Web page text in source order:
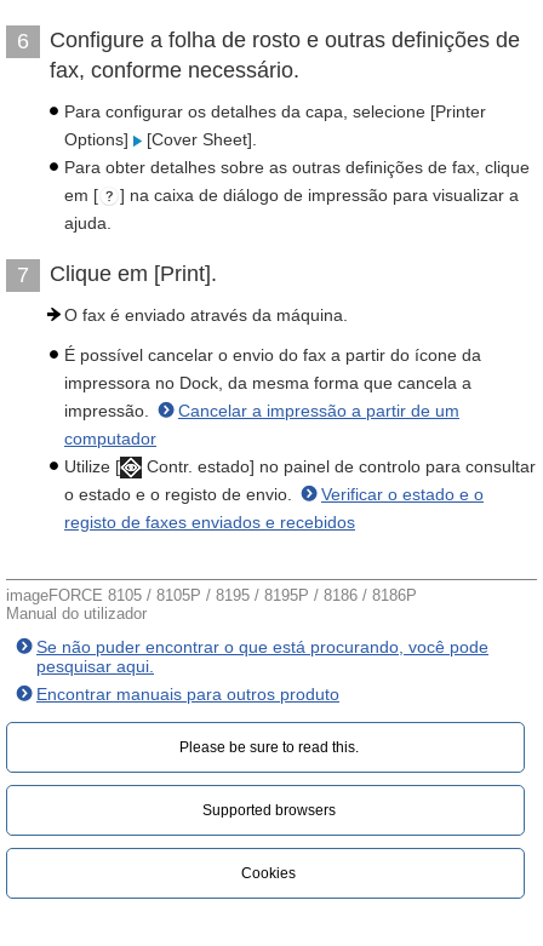
6
Configure a folha de rosto e outras definições de
fax, conforme necessário.
Para configurar os detalhes da capa, selecione [Printer
Options]
[Cover Sheet].
Para obter detalhes sobre as outras definições de fax, clique
em [
] na caixa de diálogo de impressão para visualizar a
ajuda.
7 Clique em [Print].
O fax é enviado através da máquina.
É possível cancelar o envio do fax a partir do ícone da
impressora no Dock, da mesma forma que cancela a
impressão.
Cancelar a impressão a partir de um
computador
Utilize [
Contr. estado] no painel de controlo para consultar
o estado e o registo de envio.
Verificar o estado e o
registo de faxes enviados e recebidos
imageFORCE 8105 / 8105P / 8195 / 8195P / 8186 / 8186P
Manual do utilizador
Se não puder encontrar o que está procurando, você pode
pesquisar aqui.
Encontrar manuais para outros produto
Please be sure to read this.‎
Supported browsers
Cookies